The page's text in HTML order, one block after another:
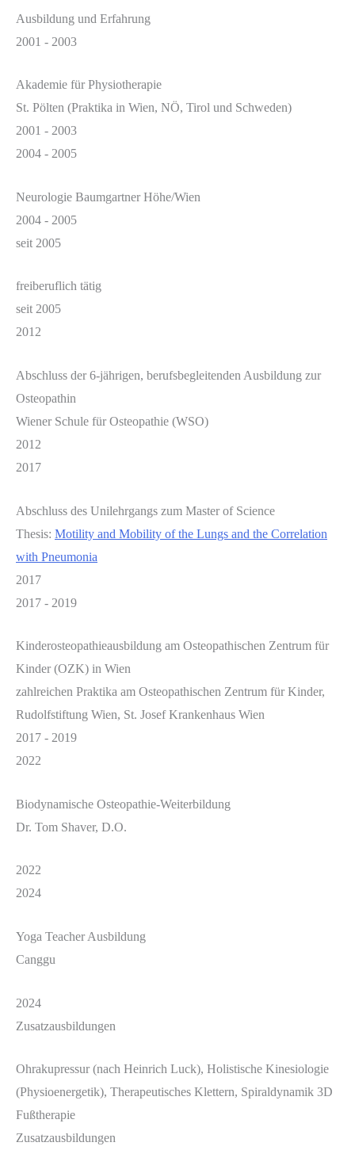
Ausbildung und Erfahrung
2001 - 2003
Akademie für Physiotherapie
St. Pölten (Praktika in Wien, NÖ, Tirol und Schweden)
2001 - 2003
2004 - 2005
Neurologie Baumgartner Höhe/Wien
2004 - 2005
seit 2005
freiberuflich tätig
seit 2005
2012
Abschluss der 6-jährigen, berufsbegleitenden Ausbildung zur
Osteopathin
Wiener Schule für Osteopathie (WSO)
2012
2017
Abschluss des Unilehrgangs zum Master of Science
Thesis: Motility and Mobility of the Lungs and the Correlation
with Pneumonia
2017
2017 - 2019
Kinderosteopathieausbildung am Osteopathischen Zentrum für
Kinder (OZK) in Wien
zahlreichen Praktika am Osteopathischen Zentrum für Kinder,
Rudolfstiftung Wien, St. Josef Krankenhaus Wien
2017 - 2019
2022
Biodynamische Osteopathie-Weiterbildung
Dr. Tom Shaver, D.O.
2022
2024
Yoga Teacher Ausbildung
Canggu
2024
Zusatzausbildungen
Ohrakupressur (nach Heinrich Luck), Holistische Kinesiologie
(Physioenergetik), Therapeutisches Klettern, Spiraldynamik 3D
Fußtherapie
Zusatzausbildungen